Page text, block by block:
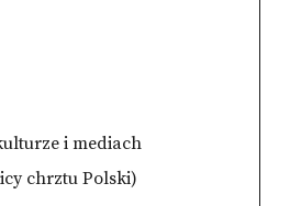
i mediach
chrztu Polski)